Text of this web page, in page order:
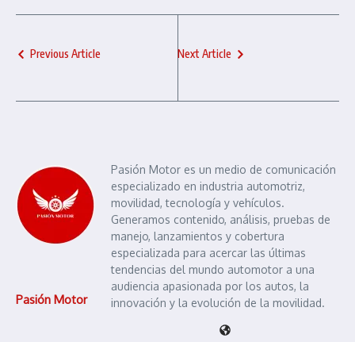
Previous Article Next Article
Pasión Motor
Pasión Motor es un medio de comunicación
especializado en industria automotriz,
movilidad, tecnología y vehículos.
Generamos contenido, análisis, pruebas de
manejo, lanzamientos y cobertura
especializada para acercar las últimas
tendencias del mundo automotor a una
audiencia apasionada por los autos, la
innovación y la evolución de la movilidad.